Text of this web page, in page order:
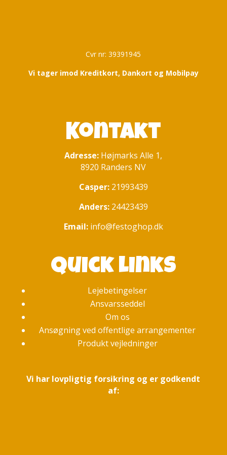
Cvr nr: 39391945
Vi tager imod Kreditkort, Dankort og Mobilpay
Kontakt
Adresse: Højmarks Alle 1,
8920 Randers NV
Casper: 21993439
Anders: 24423439
Email: info@festoghop.dk
Quick links
Lejebetingelser
Ansvarsseddel
Om os
Ansøgning ved offentlige arrangementer
Produkt vejledninger
Vi har lovpligtig forsikring og er godkendt
af: